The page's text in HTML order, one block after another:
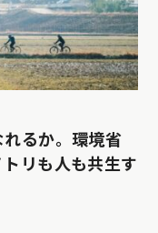
るか。環境省
リも人も共生す